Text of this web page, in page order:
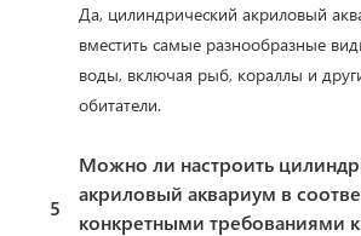
Да, цилиндрический акриловый
вместить самые разнообразные
воды, включая рыб, кораллы и
обитатели.
5
Можно ли настроить
акриловый аквариум в
конкретными требованиями к